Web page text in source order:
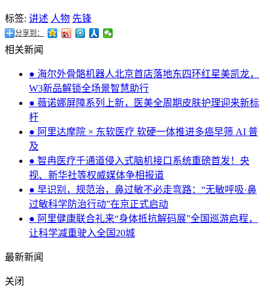
标签: 讲述 人物 先锋
分享到：
相关新闻
● 海尔外骨骼机器人北京首店落地东四环红星美凯龙，
W3新品解锁全场景智慧助行
● 薇诺娜屏障系列上新，医美全周期皮肤护理迎来新标
杆
● 阿里达摩院 × 东软医疗 软硬一体推进多癌早筛 AI 普
及
● 智冉医疗千通道侵入式脑机接口系统重磅首发！央
视、新华社等权威媒体争相报道
● 早识别，规范治，鼻过敏不必走弯路：“无敏呼吸·鼻
过敏科学防治行动”在京正式启动
● 阿里健康联合礼来“身体抵抗解码展”全国巡游启程，
让科学减重驶入全国20城
最新新闻
关闭